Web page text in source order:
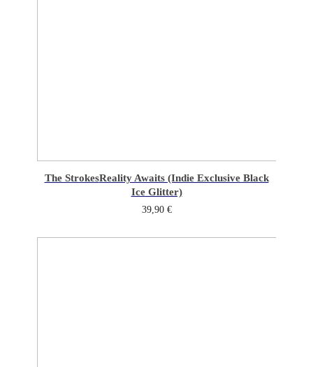
The StrokesReality Awaits (Indie Exclusive Black
Ice Glitter)
39,90 €